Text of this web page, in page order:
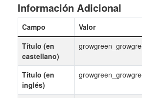
Información Adicional
Campo
Valor
Título (en
castellano)
Título (en
inglés)